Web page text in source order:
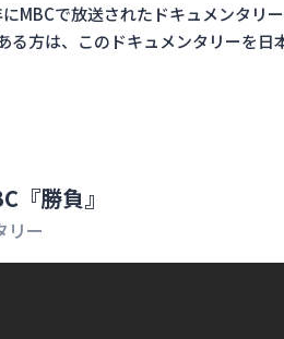
MBCで放送されたドキュメンタリ
る方は、このドキュメンタリーを日
『勝負』
リー